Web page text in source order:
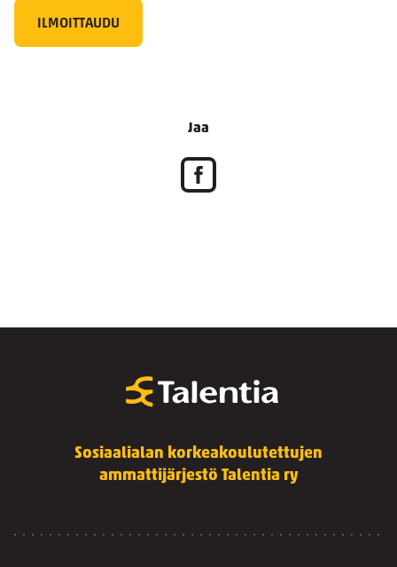
ILMOITTAUDU
Jaa
Sosiaalialan korkeakoulutettujen
ammattijärjestö Talentia ry